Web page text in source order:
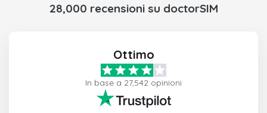
28,000 recensioni su doctorSIM
Ottimo
In base a 27,542 opinioni